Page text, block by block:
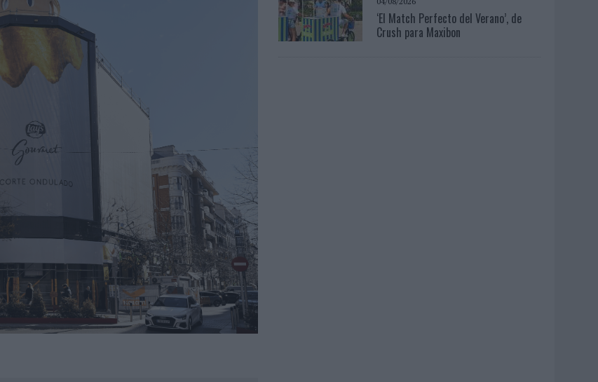
‘El Match Perfecto del Verano’, de
Crush para Maxibon